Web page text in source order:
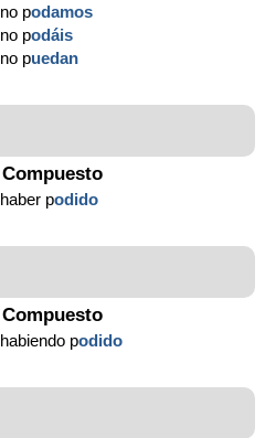
no podamos
no podáis
no puedan
Compuesto
haber podido
Compuesto
habiendo podido